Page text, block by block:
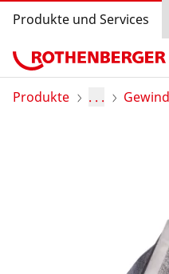
Produkte und Services
Produkte
Produkte . . .